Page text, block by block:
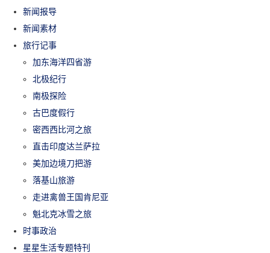
新闻报导
新闻素材
旅行记事
加东海洋四省游
北极纪行
南极探险
古巴度假行
密西西比河之旅
直击印度达兰萨拉
美加边境刀把游
落基山旅游
走进禽兽王国肯尼亚
魁北克冰雪之旅
时事政治
星星生活专题特刊